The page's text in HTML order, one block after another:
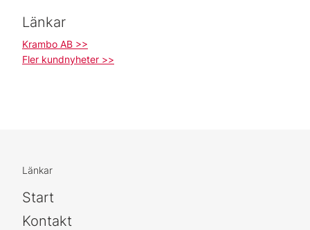
Länkar
Krambo AB >>
Fler kundnyheter >>
Länkar
Start
Kontakt